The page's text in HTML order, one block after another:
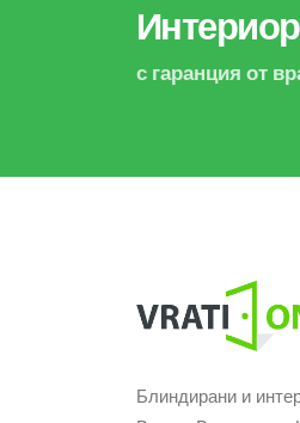
с гаранция от
Блиндирани и